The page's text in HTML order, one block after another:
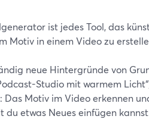
ist jedes Tool, das
Motiv in einem Video zu
neue Hintergründe von
Studio mit warmem
: Das Motiv im Video erkennen
du etwas Neues einfügen